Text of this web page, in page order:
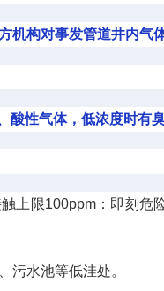
机构对事发管道井内气
酸性气体，低浓度时有
上限100ppm：即刻危
污水池等低洼处。